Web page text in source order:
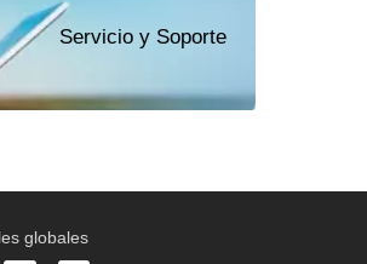
Servicio y Soporte
globales